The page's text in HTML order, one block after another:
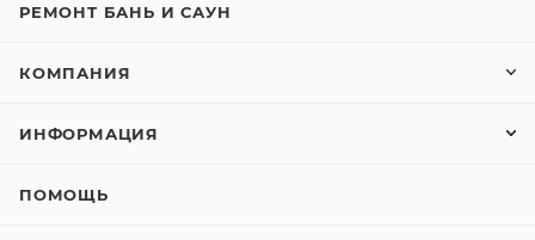
РЕМОНТ БАНЬ И САУН
КОМПАНИЯ
ИНФОРМАЦИЯ
ПОМОЩЬ